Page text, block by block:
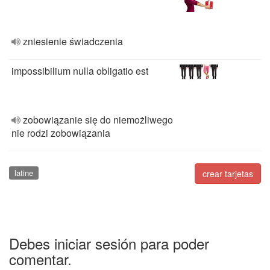
zniesienie świadczenia
impossibilium nulla obligatio est
zobowiązanie się do niemożliwego
nie rodzi zobowiązania
crear tarjetas
latine
Debes iniciar sesión para poder
comentar.